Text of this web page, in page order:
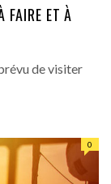
FAIRE ET À
de visiter
0